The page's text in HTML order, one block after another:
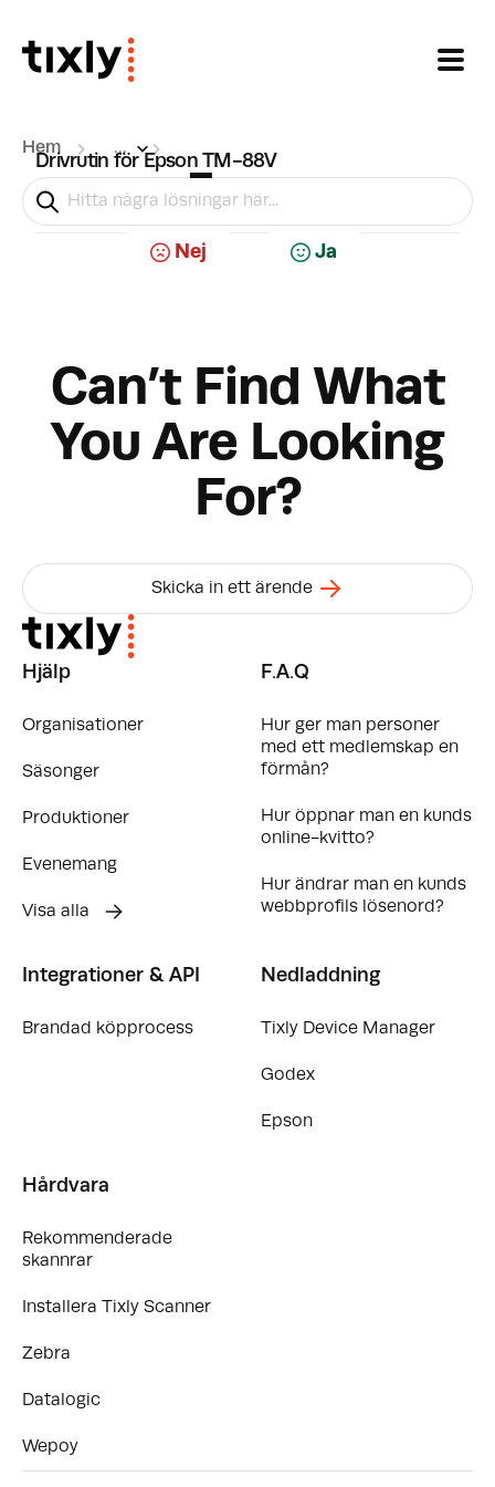
Hem ...
Epson
Drivrutin för Epson TM-88V
Download
Var artikeln till hjälp?
Nej Ja
Can’t Find What
You Are Looking
For?
Skicka in ett ärende
Hjälp
Organisationer
Säsonger
Produktioner
Evenemang
Visa alla
F.A.Q
Hur ger man personer
med ett medlemskap en
förmån?
Hur öppnar man en kunds
online-kvitto?
Hur ändrar man en kunds
webbprofils lösenord?
Integrationer & API
Brandad köpprocess
Nedladdning
Tixly Device Manager
Godex
Epson
Hårdvara
Rekommenderade
skannrar
Installera Tixly Scanner
Zebra
Datalogic
Wepoy